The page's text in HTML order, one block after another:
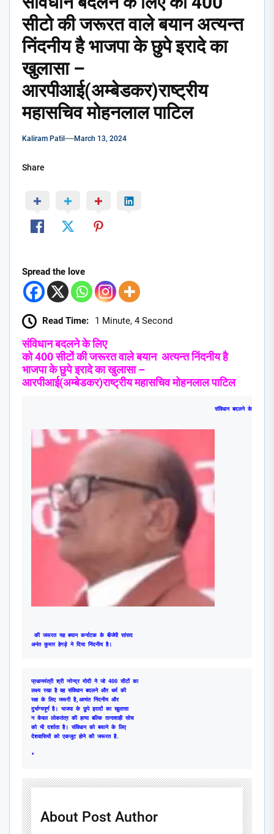
सीटो की जरूरत वाले बयान अत्यन्त
निंदनीय है भाजपा के छुपे इरादे का
खुलासा –
आरपीआई(अम्बेडकर)राष्ट्रीय
महासचिव मोहनलाल पाटिल
Kaliram Patil March 13, 2024
Share
Spread the love
Read Time: 1 Minute, 4 Second
संविधान बदलने के लिए
को 400 सीटों की जरूरत वाले बयान अत्यन्त निंदनीय है
भाजपा के छुपे इरादे का खुलासा –
आरपीआई(अम्बेडकर)राष्ट्रीय महासचिव मोहनलाल पाटिल
संविधान बदलने के लिए
की जरूरत यह बयान कर्नाटक के बीजेपी सांसद
अनंत कुमार हेगड़े ने दिया निंदनीय है।
प्रधानमंत्री श्री नरेन्द्र मोदी ने जो 400 सीटों का
लक्ष्य रखा है वह संविधान बदलने और धर्म की
रक्षा के लिए जरूरी है,अत्यंत निंदनीय और
दुर्भाग्यपूर्ण है। भाजपा के छुपे इरादों का खुलासा
न केवल लोकतंत्र की हत्या बल्कि तानाशाही सोच
को भी दर्शाता है। संविधान को बचाने के लिए
*
About Post Author